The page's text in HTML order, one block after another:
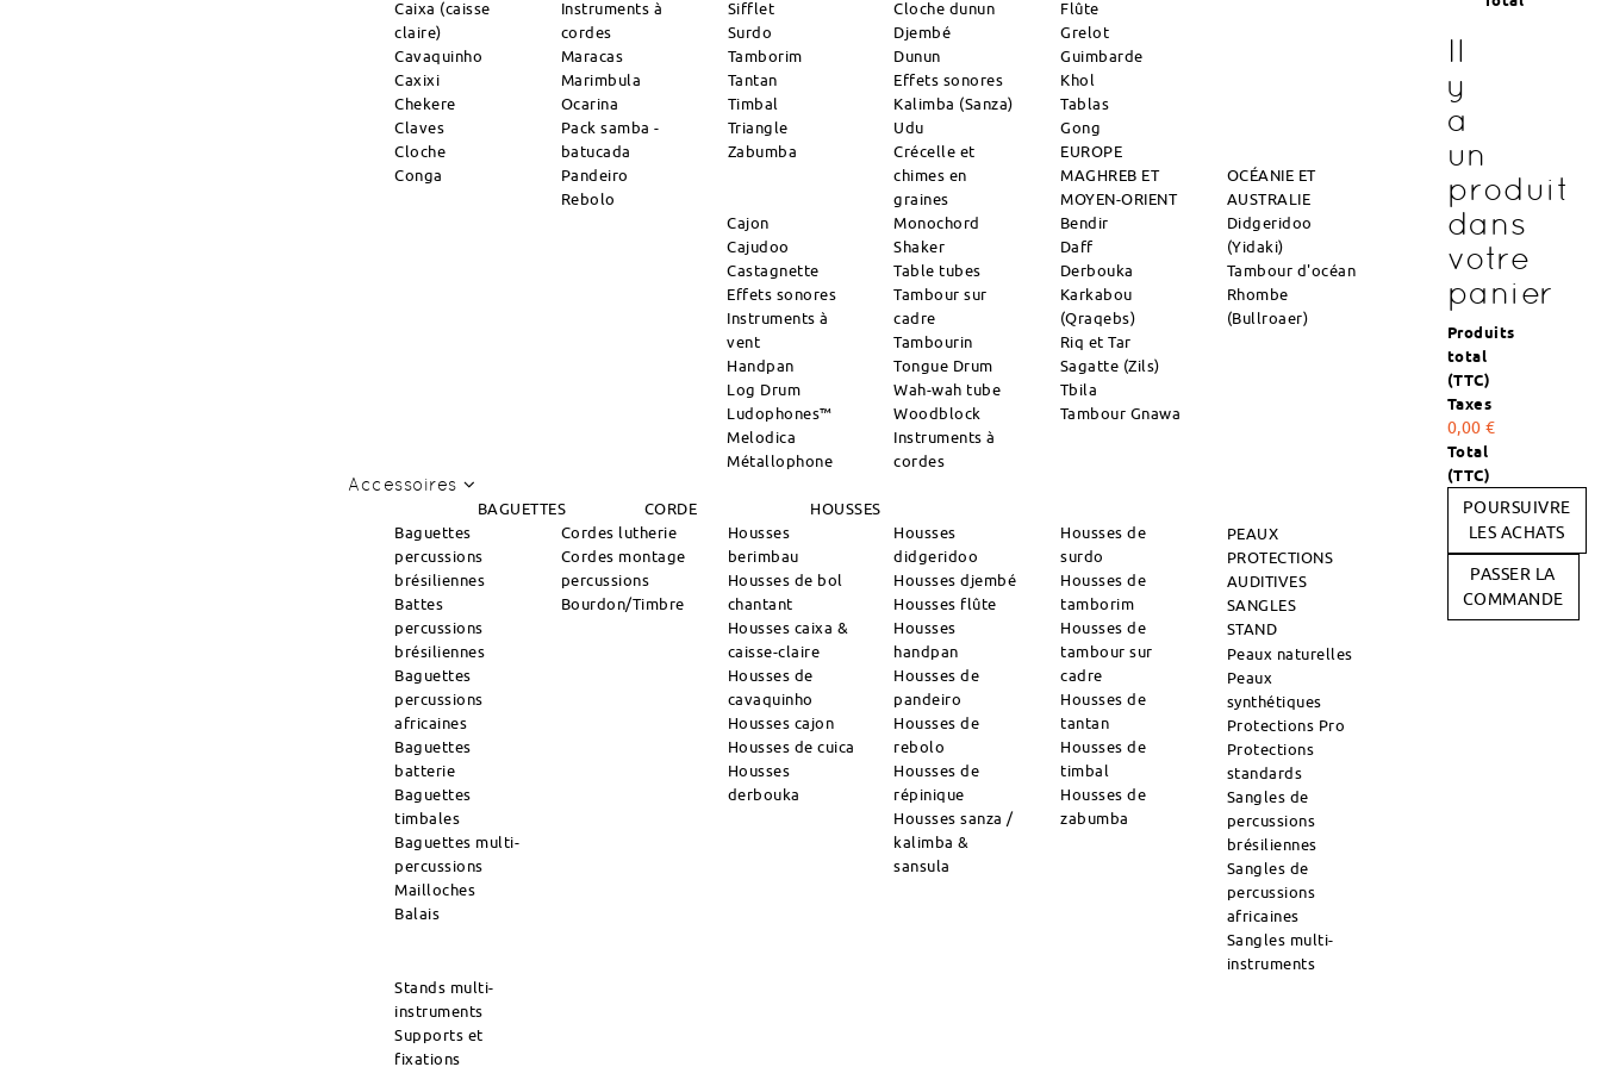
Caixa (caisse
claire)
Cavaquinho
Caxixi
Chekere
Claves
Cloche
Conga
Instruments à
cordes
Maracas
Marimbula
Ocarina
Pack samba -
batucada
Pandeiro
Rebolo
Sifflet
Surdo
Tamborim
Tantan
Timbal
Triangle
Zabumba
Cloche dunun
Djembé
Dunun
Effets sonores
Kalimba (Sanza)
Udu
Crécelle et
chimes en
graines
Flûte
Grelot
Guimbarde
Khol
Tablas
Gong
EUROPE
MAGHREB ET
MOYEN-ORIENT
OCÉANIE ET
AUSTRALIE
Cajon
Cajudoo
Castagnette
Effets sonores
Instruments à
vent
Handpan
Log Drum
Ludophones™
Melodica
Métallophone
Monochord
Shaker
Table tubes
Tambour sur
cadre
Tambourin
Tongue Drum
Wah-wah tube
Woodblock
Instruments à
cordes
Bendir
Daff
Derbouka
Karkabou
(Qraqebs)
Riq et Tar
Sagatte (Zils)
Tbila
Tambour Gnawa
Didgeridoo
(Yidaki)
Tambour d'océan
Rhombe
(Bullroaer)
Accessoires
BAGUETTES CORDE
HOUSSES
Baguettes
percussions
brésiliennes
Battes
percussions
brésiliennes
Baguettes
percussions
africaines
Baguettes
batterie
Baguettes
timbales
Baguettes multi-
percussions
Mailloches
Balais
Cordes lutherie
Cordes montage
percussions
Bourdon/Timbre
Housses
berimbau
Housses de bol
chantant
Housses caixa &
caisse-claire
Housses de
cavaquinho
Housses cajon
Housses de cuica
Housses
derbouka
Housses
didgeridoo
Housses djembé
Housses flûte
Housses
handpan
Housses de
pandeiro
Housses de
rebolo
Housses de
répinique
Housses sanza /
kalimba &
sansula
Housses de
surdo
Housses de
tamborim
Housses de
tambour sur
cadre
Housses de
tantan
Housses de
timbal
Housses de
zabumba
PEAUX
PROTECTIONS
AUDITIVES
SANGLES
STAND
Peaux naturelles
Peaux
synthétiques
Protections Pro
Protections
standards
Sangles de
percussions
brésiliennes
Sangles de
percussions
africaines
Sangles multi-
instruments
Stands multi-
instruments
Supports et
fixations
Il
y
a
un
produit
dans
votre
panier
Produits
total
(TTC)
Taxes
0,00 €
Total
(TTC)
POURSUIVRE
LES ACHATS
PASSER LA
COMMANDE